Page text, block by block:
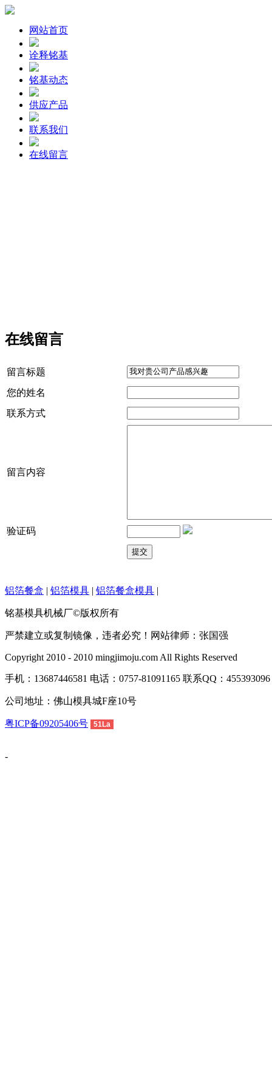
网站首页
诠释铭基
铭基动态
供应产品
联系我们
在线留言
在线留言
留言标题
您的姓名
联系方式
留言内容
验证码
铝箔餐盒 | 铝箔模具 | 铝箔餐盒模具 |
铭基模具机械厂©版权所有
严禁建立或复制镜像，违者必究！网站律师：张国强
Copyright 2010 - 2010 mingjimoju.com All Rights Reserved
手机：13687446581 电话：0757-81091165 联系QQ：
公司地址：佛山模具城F座10号
粤ICP备09205406号 51La
-